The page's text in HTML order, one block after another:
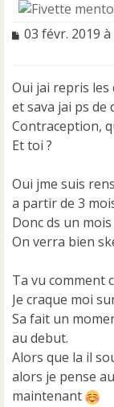
M
a
g
e
n
o
l
u
03 févr. 2019 à
Oui jai repris les
et sava jai ps de
Contraception,
Et toi ?
Oui jme suis
a partir de 3
Donc ds un
On verra bien
Ta vu comment
Je craque moi
Sa fait un
au debut.
Alors que la il
alors je pense
maintenant